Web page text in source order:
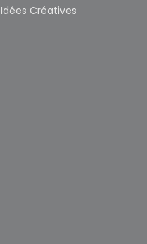
Idées Créatives